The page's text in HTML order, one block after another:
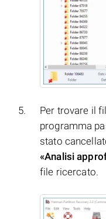
Per trovare il
programma
stato
«Analisi
file ricercato.